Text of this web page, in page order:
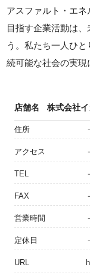
アスファルト・エ
目指す企業活動は
う。私たち一人ひ
続可能な社会の実現
店舗名 株式会社
住所
アクセス
TEL
FAX
営業時間
定休日
URL